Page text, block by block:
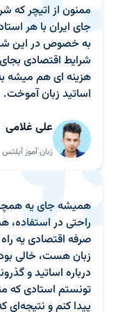
ممنون از اتیچر که
جای ایران با هر
به خصوص در این
شرایط اقتصادی
هزینه ای هم میشه
اساتید زبان آموخت.
علی غلامی
زبان آموز آیلتس
همیشه جای یه
راحتی در استفاده،
صرفه اقتصادی یه
زبان هست، خالی
درباره اساتید و
تونستم استادی که
پیدا کنم و نتیجه‌ای